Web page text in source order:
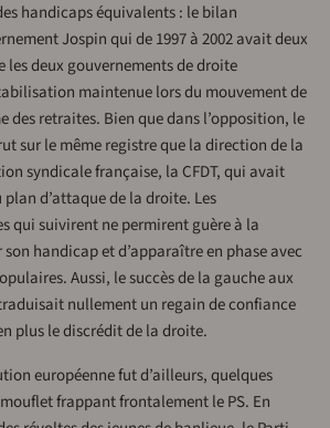
handicaps équivalents : le bilan
Jospin qui de 1997 à 2002 avait deux
les deux gouvernements de droite
maintenue lors du mouvement de
des retraites. Bien que dans l’opposition, le
sur le même registre que la direction de la
syndicale française, la CFDT, qui avait
d’attaque de la droite. Les
qui suivirent ne permirent guère à la
handicap et d’apparaître en phase avec
Aussi, le succès de la gauche aux
nullement un regain de confiance
plus le discrédit de la droite.
européenne fut d’ailleurs, quelques
frappant frontalement le PS. En